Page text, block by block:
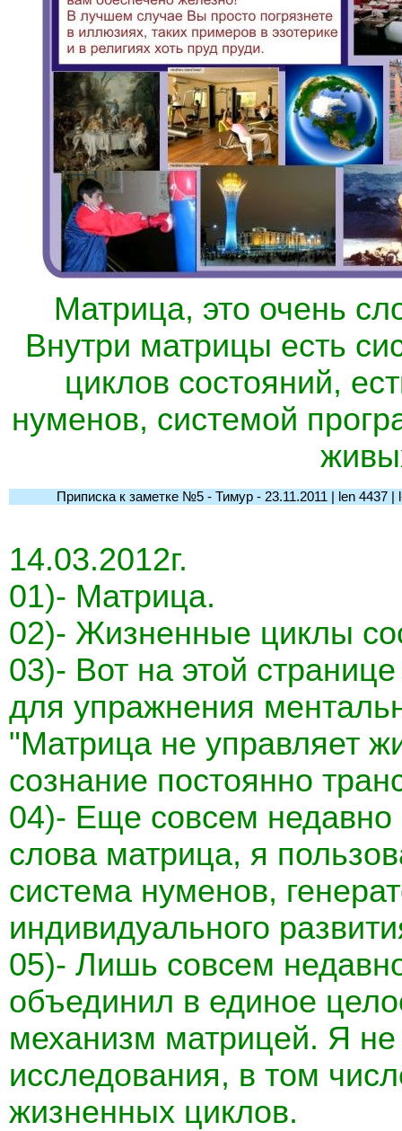
Матрица, это очень
Внутри матрицы есть
циклов состояний,
нуменов, системой
Приписка к заметке №5 - Тимур - 23.11.2011 | len 4437 |
14.03.2012г.
01)- Матрица.
02)- Жизненные циклы
03)- Вот на этой
для упражнения
"Матрица не управляет
сознание постоянно
04)- Еще совсем
слова матрица, я
система нуменов,
индивидуального
05)- Лишь совсем
объединил в единое
механизм матрицей. Я
исследования, в том
жизненных циклов.